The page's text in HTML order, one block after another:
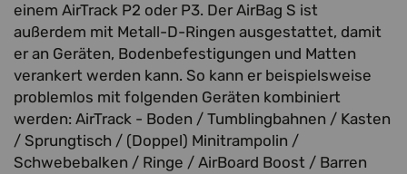
einem AirTrack P2 oder P3. Der AirBag S ist
außerdem mit Metall-D-Ringen ausgestattet, damit
er an Geräten, Bodenbefestigungen und Matten
verankert werden kann. So kann er beispielsweise
problemlos mit folgenden Geräten kombiniert
werden: AirTrack - Boden / Tumblingbahnen / Kasten
/ Sprungtisch / (Doppel) Minitrampolin /
Schwebebalken / Ringe / AirBoard Boost / Barren